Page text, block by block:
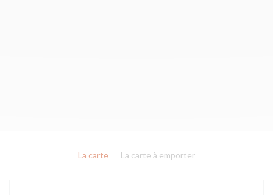
La carte La carte à emporter